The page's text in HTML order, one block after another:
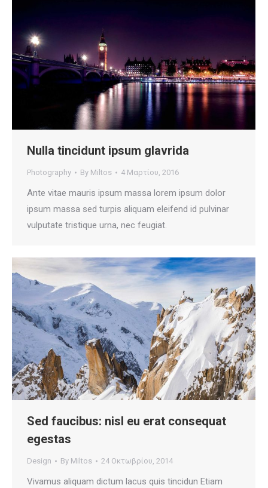
Nulla tincidunt ipsum glavrida
Photography By Miltos 4 Μαρτίου, 2016
Ante vitae mauris ipsum massa lorem ipsum dolor
ipsum massa sed turpis aliquam eleifend id pulvinar
vulputate tristique urna, nec feugiat.
Sed faucibus: nisl eu erat consequat
egestas
Design By Miltos 24 Οκτωβρίου, 2014
Vivamus aliquam dictum lacus quis tincidun Etiam